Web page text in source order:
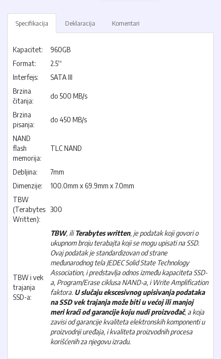
Specifikacija Deklaracija Komentari
Kapacitet:
960GB
Format:
2.5''
Interfejs:
SATA III
Brzina
čitanja:
do 500 MB/s
Brzina
pisanja:
do 450 MB/s
NAND
flash
memorija:
TLC NAND
Debljina:
7mm
Dimenzije:
100.0mm x 69.9mm x 7.0mm
TBW
(Terabytes
Written):
300
TBW i vek
trajanja
SSD-a:
TBW, iliTerabytes written, je podatak koji govori o
ukupnom broju terabajta koji se mogu upisati na SSD.
Ovaj podatak je standardizovan od strane
međunarodnog tela JEDEC Solid State Technology
Association, i predstavlja odnos između kapaciteta SSD-
a, Program/Erase ciklusa NAND-a, i Write Amplification
faktora. U slučaju ekscesivnog upisivanja podataka
na SSD vek trajanja može biti u većoj ili manjoj
meri kraći od garancije koju nudi proizvođač, a koja
zavisi od garancije kvaliteta elektronskih komponenti u
proizvodnji uređaja, i kvaliteta proizvodnih procesa
korišćenih za njegovu izradu.